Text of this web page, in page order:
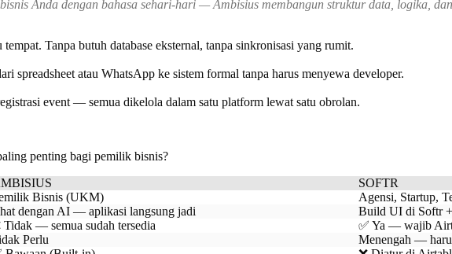
Anda dengan bahasa sehari-hari — Ambisius membangun struktur data, logika,
Tanpa butuh database eksternal, tanpa sinkronisasi yang rumit.
spreadsheet atau WhatsApp ke sistem formal tanpa harus menyewa developer.
event — semua dikelola dalam satu platform lewat satu obrolan.
penting bagi pemilik bisnis?
SOFTR
Bisnis (UKM)
Agensi, Startup,
dengan AI — aplikasi langsung jadi
Build UI di Softr +
Tidak — semua sudah tersedia
✅ Ya — wajib
Perlu
Menengah —